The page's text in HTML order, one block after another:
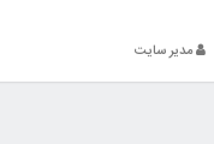
مدیر سایت